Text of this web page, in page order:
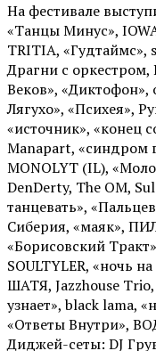
На фестивале
«Танцы Минус»,
TRITIA,
Драгни с
Веков»,
Лягухо», «Психея»,
«источник», «конец
Manapart, «синдром
MONOLYT (IL),
DenDerty, The OM,
танцевать»,
Сиберия, «маяк»,
«Борисовский
SOULTYLER, «ночь
ШАТЯ, Jazzhouse
узнает», black lama,
«Ответы Внутри»,
Диджей-сеты: DJ